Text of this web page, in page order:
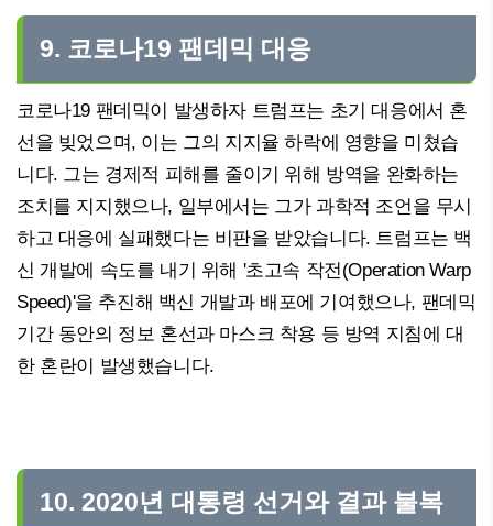
9. 코로나19 팬데믹 대응
코로나19 팬데믹이 발생하자 트럼프는 초기 대응에서 혼
선을 빚었으며, 이는 그의 지지율 하락에 영향을 미쳤습
니다. 그는 경제적 피해를 줄이기 위해 방역을 완화하는
조치를 지지했으나, 일부에서는 그가 과학적 조언을 무시
하고 대응에 실패했다는 비판을 받았습니다. 트럼프는 백
신 개발에 속도를 내기 위해 '초고속 작전(Operation Warp
Speed)'을 추진해 백신 개발과 배포에 기여했으나, 팬데믹
기간 동안의 정보 혼선과 마스크 착용 등 방역 지침에 대
한 혼란이 발생했습니다.
10. 2020년 대통령 선거와 결과 불복